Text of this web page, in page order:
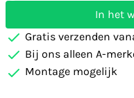
In het
Gratis verzenden
Bij ons alleen A-
Montage mogelijk